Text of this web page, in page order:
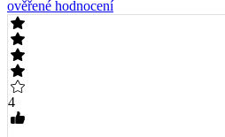
ověřené hodnocení
4